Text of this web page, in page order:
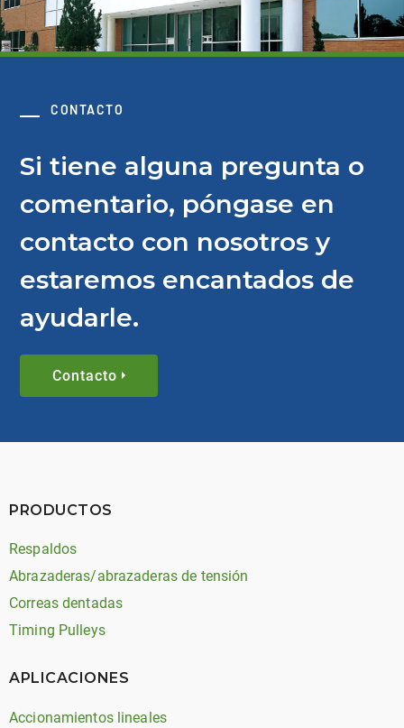
CONTACTO
Si tiene alguna pregunta o
comentario, póngase en
contacto con nosotros y
estaremos encantados de
ayudarle.
Contacto
PRODUCTOS
Respaldos
Abrazaderas/abrazaderas de tensión
Correas dentadas
Timing Pulleys
APLICACIONES
Accionamientos lineales